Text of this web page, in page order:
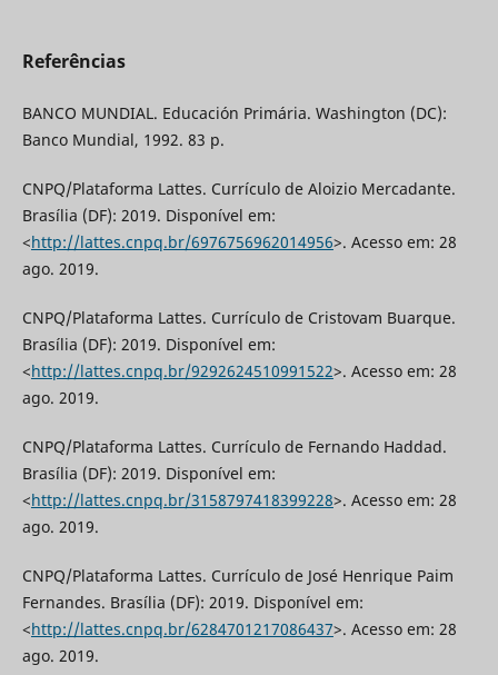
Referências
BANCO MUNDIAL. Educación Primária. Washington (DC):
Banco Mundial, 1992. 83 p.
CNPQ/Plataforma Lattes. Currículo de Aloizio Mercadante.
Brasília (DF): 2019. Disponível em:
<http://lattes.cnpq.br/6976756962014956>. Acesso em: 28
ago. 2019.
CNPQ/Plataforma Lattes. Currículo de Cristovam Buarque.
Brasília (DF): 2019. Disponível em:
<http://lattes.cnpq.br/9292624510991522>. Acesso em: 28
ago. 2019.
CNPQ/Plataforma Lattes. Currículo de Fernando Haddad.
Brasília (DF): 2019. Disponível em:
<http://lattes.cnpq.br/3158797418399228>. Acesso em: 28
ago. 2019.
CNPQ/Plataforma Lattes. Currículo de José Henrique Paim
Fernandes. Brasília (DF): 2019. Disponível em:
<http://lattes.cnpq.br/6284701217086437>. Acesso em: 28
ago. 2019.